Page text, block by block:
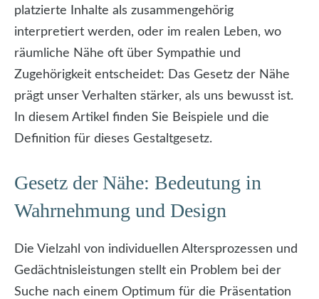
platzierte Inhalte als zusammengehörig
interpretiert werden, oder im realen Leben, wo
räumliche Nähe oft über Sympathie und
Zugehörigkeit entscheidet: Das Gesetz der Nähe
prägt unser Verhalten stärker, als uns bewusst ist.
In diesem Artikel finden Sie Beispiele und die
Definition für dieses Gestaltgesetz.
Gesetz der Nähe: Bedeutung in
Wahrnehmung und Design
Die Vielzahl von individuellen Altersprozessen und
Gedächtnisleistungen stellt ein Problem bei der
Suche nach einem Optimum für die Präsentation